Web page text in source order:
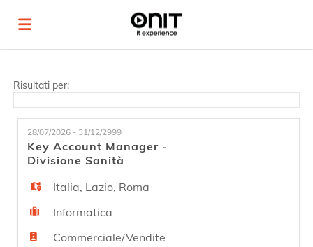
Offerte
di
lavoro
Carica
ilLogin
Risultati per:
28/07/2026 - 31/12/2999
Key Account Manager -
Divisione Sanità
Italia, Lazio, Roma
Informatica
Commerciale/Vendite